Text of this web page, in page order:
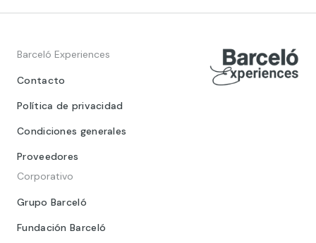
Barceló Experiences
Contacto
Política de privacidad
Condiciones generales
Proveedores
Corporativo
Grupo Barceló
Fundación Barceló